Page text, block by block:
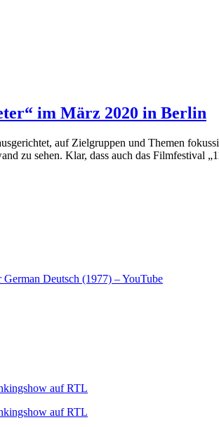
im März 2020 in Berlin
auf Zielgruppen und Themen
zu sehen. Klar, dass auch das
Deutsch (1977) – YouTube
auf RTL
auf RTL